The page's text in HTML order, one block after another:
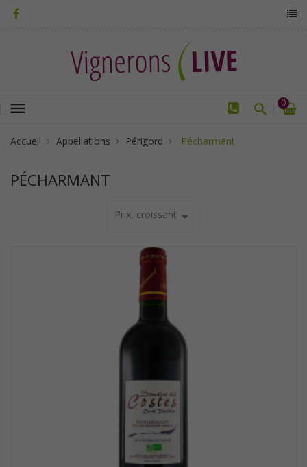
menu 0
Accueil Appellations Périgord Pécharmant
PÉCHARMANT
Prix, croissant arrow_drop_down